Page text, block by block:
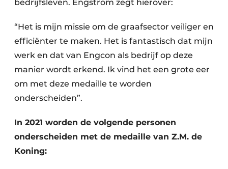
bedrijfsleven. Engstrom zegt hierover:
“Het is mijn missie om de graafsector veiliger en
efficiënter te maken. Het is fantastisch dat mijn
werk en dat van Engcon als bedrijf op deze
manier wordt erkend. Ik vind het een grote eer
om met deze medaille te worden
onderscheiden”.
In 2021 worden de volgende personen
onderscheiden met de medaille van Z.M. de
Koning: